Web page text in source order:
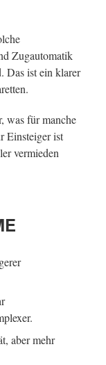
Zugautomatik
Das ist ein klarer
was für manche
Einsteiger ist
vermieden
aber mehr